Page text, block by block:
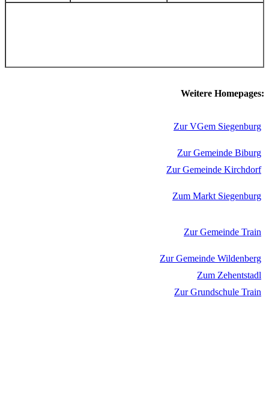
Weitere Homepages:
Zur VGem Siegenburg
Zur Gemeinde Biburg
Zur Gemeinde Kirchdorf
Zum Markt Siegenburg
Zur Gemeinde Train
Zur Gemeinde Wildenberg
Zum Zehentstadl
Zur Grundschule Train